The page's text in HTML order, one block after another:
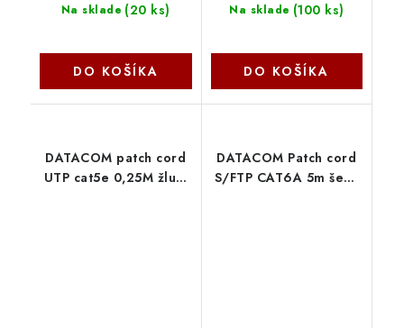
Na sklade (20 ks)
DO KOŠÍKA
Na sklade (100 ks)
DO KOŠÍKA
DATACOM patch cord
UTP cat5e 0,25M žlutý
DATACOM Patch cord
S/FTP CAT6A 5m šedý